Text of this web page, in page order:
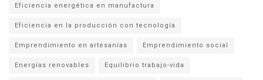
Eficiencia energética en manufactura
Eficiencia en la producción con tecnología
Emprendimiento en artesanías Emprendimiento social
Energías renovables Equilibrio trabajo-vida